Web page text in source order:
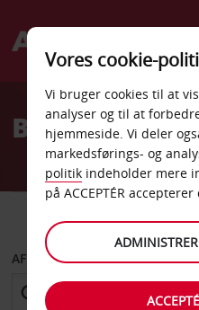
Welcome
AvisBilleje
AFHENT FRA
Vores cookie-
Vi bruger cookies til at
analyser og til at
hjemmeside. Vi deler
markedsførings- og
politik indeholder mere
på ACCEPTÉR